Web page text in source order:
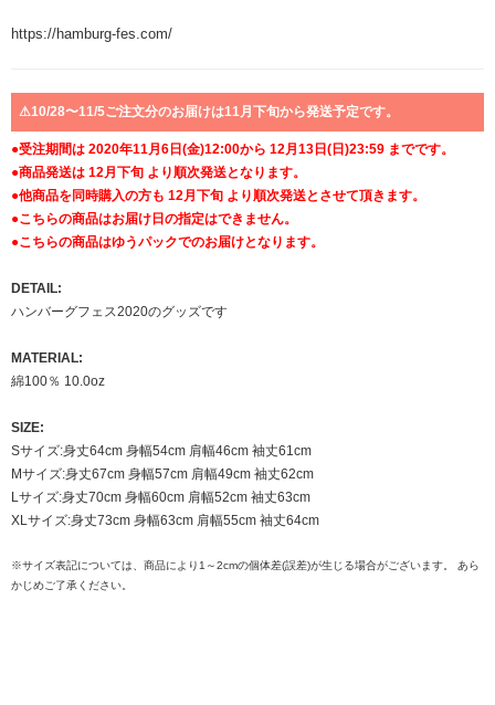
https://hamburg-fes.com/
⚠︎10/28〜11/5ご注文分のお届けは11月下旬から発送予定です。
●受注期間は 2020年11月6日(金)12:00から 12月13日(日)23:59 までです。
●商品発送は 12月下旬 より順次発送となります。
●他商品を同時購入の方も 12月下旬 より順次発送とさせて頂きます。
●こちらの商品はお届け日の指定はできません。
●こちらの商品はゆうパックでのお届けとなります。
DETAIL:
ハンバーグフェス2020のグッズです
MATERIAL:
綿100％ 10.0oz
SIZE:
Sサイズ:身丈64cm 身幅54cm 肩幅46cm 袖丈61cm
Mサイズ:身丈67cm 身幅57cm 肩幅49cm 袖丈62cm
Lサイズ:身丈70cm 身幅60cm 肩幅52cm 袖丈63cm
XLサイズ:身丈73cm 身幅63cm 肩幅55cm 袖丈64cm
※サイズ表記については、商品により1～2cmの個体差(誤差)が生じる場合がございます。 あら
かじめご了承ください。